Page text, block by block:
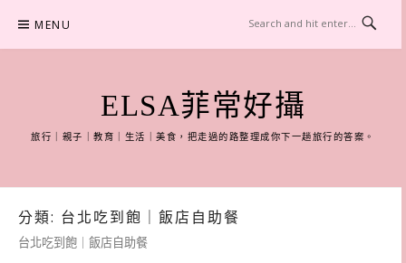
content
MENU
ELSA菲常好攝
旅行｜親子｜教育｜生活｜美食，把走過的路整理成你下一趟旅行的答案。
分類: 台北吃到飽｜飯店自助餐
台北吃到飽｜飯店自助餐